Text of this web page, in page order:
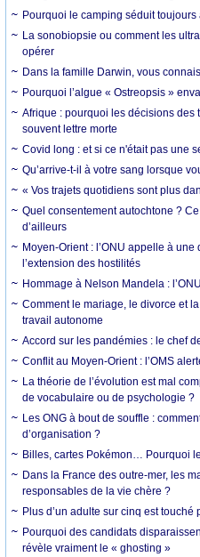
Pourquoi le camping séduit
La sonobiopsie ou comment les
opérer
Dans la famille Darwin, vous
Pourquoi l’algue « Ostreopsis »
Afrique : pourquoi les décisions
souvent lettre morte
Covid long : et si ce n'était pas une
Qu’arrive-t-il à votre sang lorsque
« Vos trajets quotidiens sont plus
Quel consentement autochtone ?
d’ailleurs
Moyen-Orient : l’ONU appelle à
l’extension des hostilités
Hommage à Nelson Mandela :
Comment le mariage, le divorce et
travail autonome
Accord sur les pandémies : le chef
Conflit au Moyen-Orient : l’OMS
La théorie de l’évolution est mal
de vocabulaire ou de psychologie ?
Les ONG à bout de souffle :
d’organisation ?
Billes, cartes Pokémon… Pourquoi
Dans la France des outre-mer, les
responsables de la vie chère ?
Plus d’un adulte sur cinq est
Pourquoi des candidats
révèle vraiment le « ghosting »